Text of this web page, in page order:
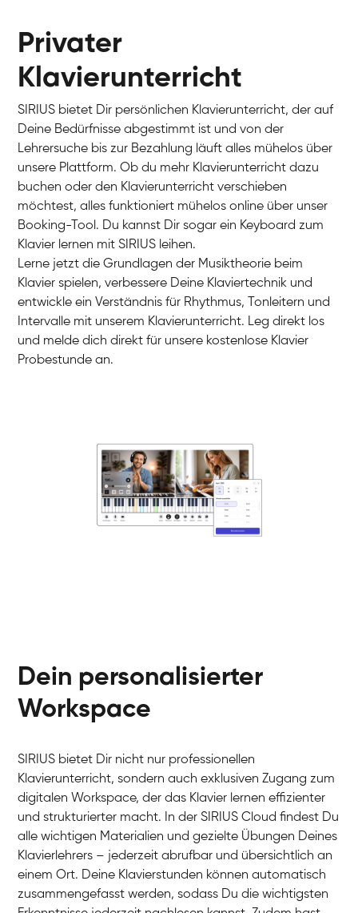
Charlotte
Klavier / Piano / Flügel
Klavier / Piano / Flügel
Klavier / Piano / Flügel
Klavier / Piano / Flügel
Klavier / Piano / Flügel
Hannes
Privater
Klavierunterricht
SIRIUS bietet Dir persönlichen Klavierunterricht, der auf
Deine Bedürfnisse abgestimmt ist und von der
Lehrersuche bis zur Bezahlung läuft alles mühelos über
unsere Plattform. Ob du mehr Klavierunterricht dazu
buchen oder den Klavierunterricht verschieben
möchtest, alles funktioniert mühelos online über unser
Booking-Tool. Du kannst Dir sogar ein Keyboard zum
Klavier lernen mit SIRIUS leihen.
Lerne jetzt die Grundlagen der Musiktheorie beim
Klavier spielen, verbessere Deine Klaviertechnik und
entwickle ein Verständnis für Rhythmus, Tonleitern und
Intervalle mit unserem Klavierunterricht. Leg direkt los
und melde dich direkt für unsere kostenlose Klavier
Probestunde an.
Dein personalisierter
Workspace
SIRIUS bietet Dir nicht nur professionellen
Klavierunterricht, sondern auch exklusiven Zugang zum
digitalen Workspace, der das Klavier lernen effizienter
und strukturierter macht. In der SIRIUS Cloud findest Du
alle wichtigen Materialien und gezielte Übungen Deines
Klavierlehrers – jederzeit abrufbar und übersichtlich an
einem Ort. Deine Klavierstunden können automatisch
zusammengefasst werden, sodass Du die wichtigsten